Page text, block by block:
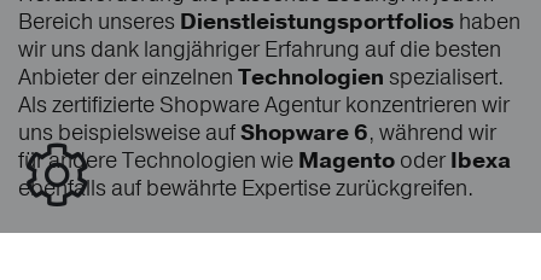
Bereich unseres Dienstleistungsportfolios haben
wir uns dank langjähriger Erfahrung auf die besten
Anbieter der einzelnen Technologien spezialisert.
Als zertifizierte Shopware Agentur konzentrieren wir
uns beispielsweise aufShopware 6, während wir
für andere Technologien wie Magento oder Ibexa
ebenfalls auf bewährte Expertise zurückgreifen.